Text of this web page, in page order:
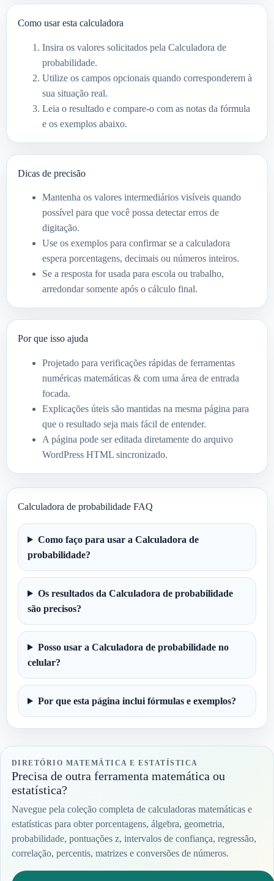
Como usar esta calculadora
Insira os valores solicitados pela Calculadora de
probabilidade.
Utilize os campos opcionais quando corresponderem à
sua situação real.
Leia o resultado e compare-o com as notas da fórmula
e os exemplos abaixo.
Dicas de precisão
Mantenha os valores intermediários visíveis quando
possível para que você possa detectar erros de
digitação.
Use os exemplos para confirmar se a calculadora
espera porcentagens, decimais ou números inteiros.
Se a resposta for usada para escola ou trabalho,
arredondar somente após o cálculo final.
Por que isso ajuda
Projetado para verificações rápidas de ferramentas
numéricas matemáticas & com uma área de entrada
focada.
Explicações úteis são mantidas na mesma página para
que o resultado seja mais fácil de entender.
A página pode ser editada diretamente do arquivo
WordPress HTML sincronizado.
Calculadora de probabilidade FAQ
Como faço para usar a Calculadora de
probabilidade?
Os resultados da Calculadora de probabilidade
são precisos?
Posso usar a Calculadora de probabilidade no
celular?
Por que esta página inclui fórmulas e exemplos?
DIRETÓRIO MATEMÁTICA E ESTATÍSTICA
Precisa de outra ferramenta matemática ou
estatística?
Navegue pela coleção completa de calculadoras matemáticas e
estatísticas para obter porcentagens, álgebra, geometria,
probabilidade, pontuações z, intervalos de confiança, regressão,
correlação, percentis, matrizes e conversões de números.